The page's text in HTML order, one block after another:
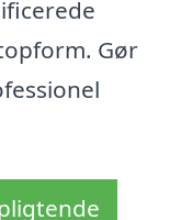
Gør